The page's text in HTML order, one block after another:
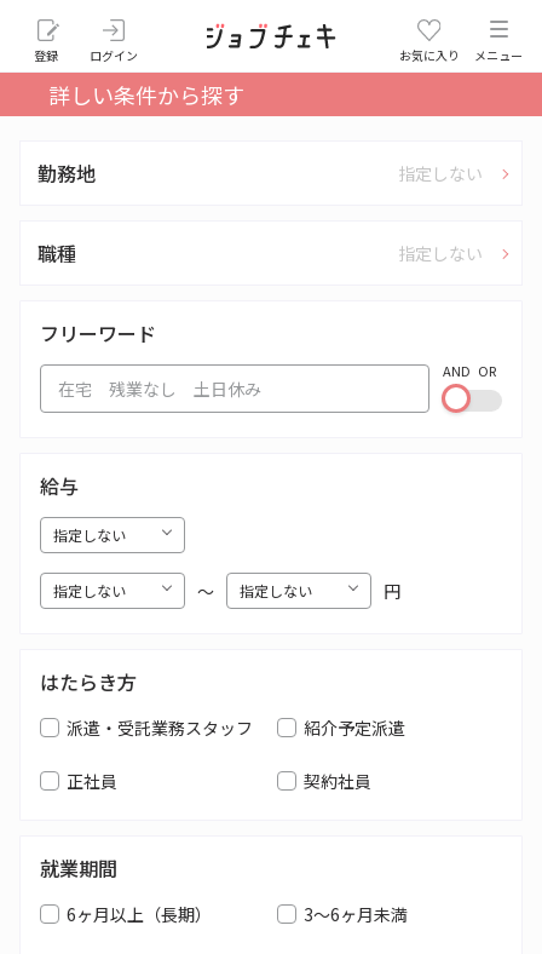
登録 ログイン お気に入り メニュー
詳しい条件から探す
勤務地 指定しない
職種 指定しない
フリーワード
AND OR
給与
〜 円
はたらき方
派遣・受託業務スタッフ 紹介予定派遣
正社員 契約社員
就業期間
6ヶ月以上（長期） 3～6ヶ月未満